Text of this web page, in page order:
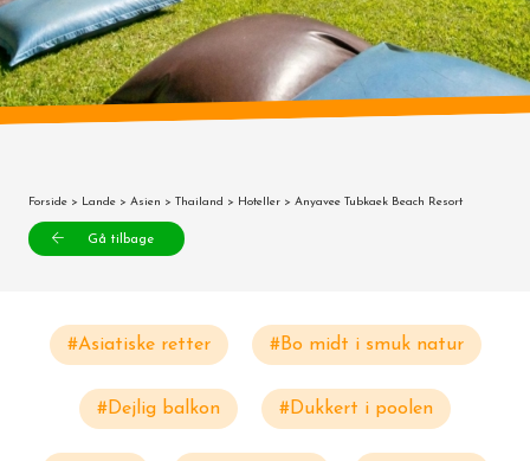
Forside > Lande > Asien > Thailand > Hoteller > Anyavee Tubkaek Beach Resort
Gå tilbage
#Asiatiske retter #Bo midt i smuk natur
#Dejlig balkon #Dukkert i poolen